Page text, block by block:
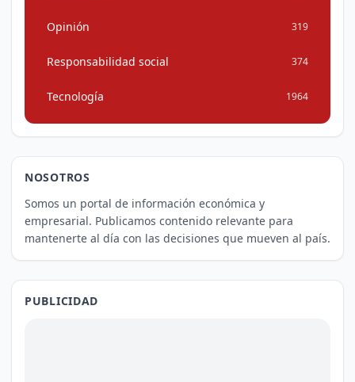
Opinión 319
Responsabilidad social 374
Tecnología 1964
NOSOTROS
Somos un portal de información económica y
empresarial. Publicamos contenido relevante para
mantenerte al día con las decisiones que mueven al país.
PUBLICIDAD